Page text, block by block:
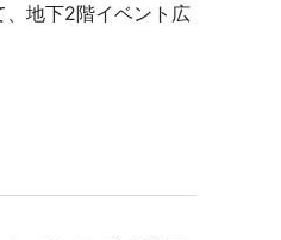
地下2階イベント広